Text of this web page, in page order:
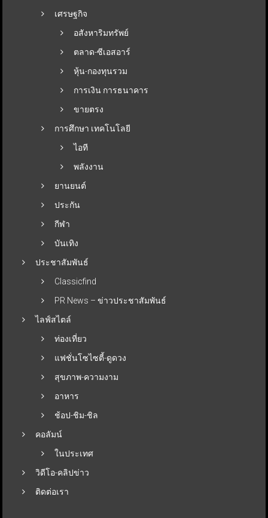
เศรษฐกิจ
อสังหาริมทรัพย์
ตลาด-ซีเอสอาร์
หุ้น-กองทุนรวม
การเงิน การธนาคาร
ขายตรง
การศึกษา เทคโนโลยี
ไอที
พลังงาน
ยานยนต์
ประกัน
กีฬา
บันเทิง
ประชาสัมพันธ์
Classicfind
PR News – ข่าวประชาสัมพันธ์
ไลฟ์สไตล์
ท่องเที่ยว
แฟชั่นโซไซตี้-ดูดวง
สุขภาพ-ความงาม
อาหาร
ช้อป-ชิม-ชิล
คอลัมน์
ในประเทศ
วิดีโอ-คลิปข่าว
ติดต่อเรา